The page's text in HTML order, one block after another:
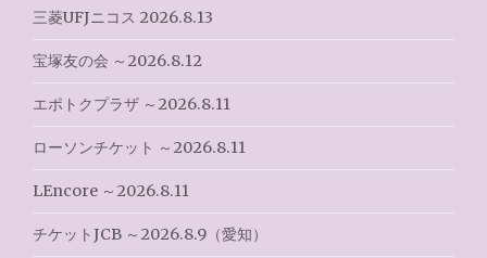
2024.7.7"
ナ
ビ
ゲ
ー
シ
ョ
三菱UFJニコス 2026.8.13
宝塚友の会 ～2026.8.12
エポトクプラザ ～2026.8.11
ローソンチケット ～2026.8.11
LEncore ～2026.8.11
チケットJCB ～2026.8.9（愛知）